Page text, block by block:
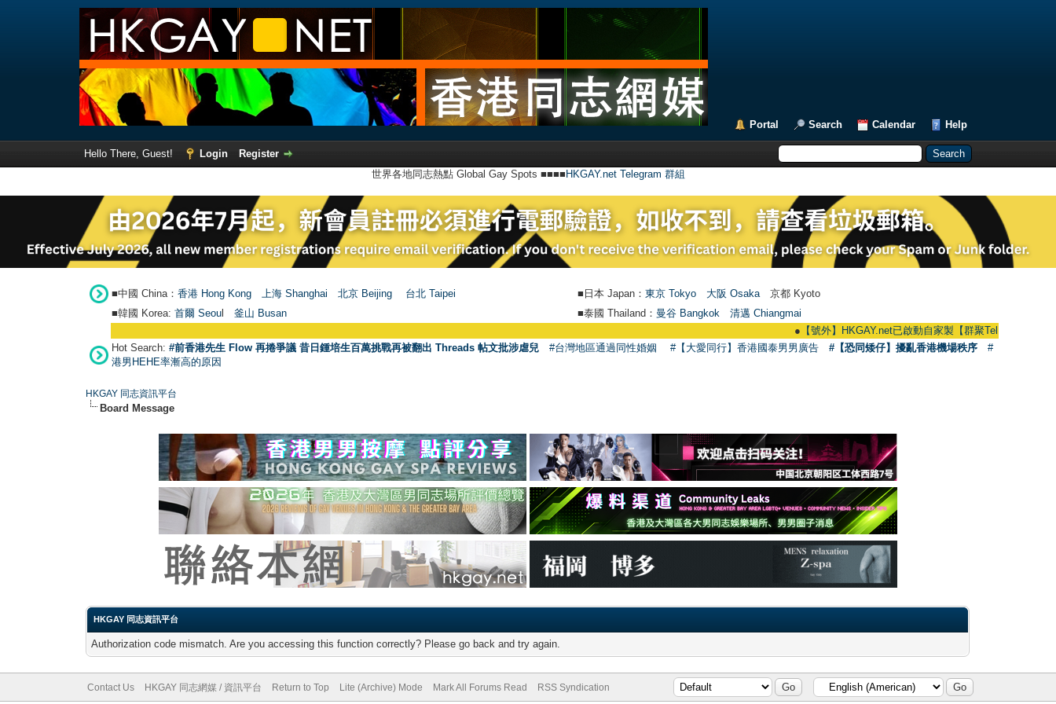
Portal Search Calendar Help
Hello There, Guest! Login
Register
世界各地同志熱點 Global Gay Spots ■■■■ HKGAY.net Telegram 群組
■中國 China： 香港 Hong Kong 上海 Shanghai 北京 Beijing 台北 Taipei ■日本 Japan： 東京 Tokyo 大阪 Osaka 京都 Kyoto
■韓國 Korea: 首爾 Seou 釜山 Busan ■泰國 Thailand： 曼谷 Bangkok
清邁 Chiangmai
【號外】HKGAY.net已啟動自家製【群聚Telegram群組
Hot Search: #前香港先生 Flow 再捲爭議 昔日鍾培生百萬挑戰再被翻出 Threads 帖文批涉虐兒 #台灣地區通過同性婚姻 #【大愛同行】香港國泰男男廣告 #【恐同矮仔】擾亂香港機場秩序
#
港男HEHE率漸高的原因
HKGAY 同志資訊平台
Board Message
HKGAY 同志資訊平台
Authorization code mismatch. Are you accessing this function correctly? Please go back and try again.
Contact Us HKGAY 同志網媒 / 資訊平台 Return to Top Lite (Archive) Mode Mark All Forums Read RSS Syndication